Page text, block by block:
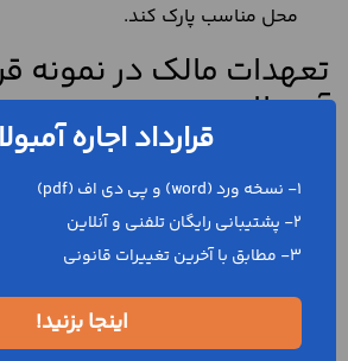
محل مناسب پارک کند.
تعهدات مالک در نمونه
آمبولانس
تعهدات موجر یا مالک نیز در قرارداد به
این بخش، تعهدات مالک نوشته می‌شود.
متعهد می‌شود که خودروی موضوع
فاقد نقص فنی است و در صورت مشاهده
موظف است در اسرع وقت، اختلال به
قرارداد اجاره
1- نسخه ورد (word) و پی دی اف (pdf)
2- پشتیبانی رایگان تلفنی و آنلاین
3- مطابق با آخرین تغییرات قانونی
اینجا بزنید!